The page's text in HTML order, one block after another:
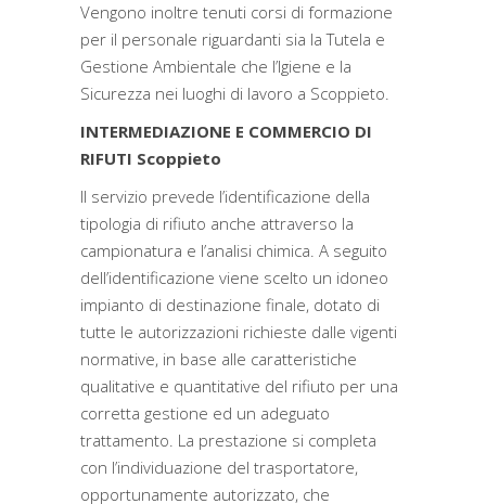
Vengono inoltre tenuti corsi di formazione
per il personale riguardanti sia la Tutela e
Gestione Ambientale che l’Igiene e la
Sicurezza nei luoghi di lavoro a Scoppieto.
INTERMEDIAZIONE E COMMERCIO DI
RIFUTI Scoppieto
Il servizio prevede l’identificazione della
tipologia di rifiuto anche attraverso la
campionatura e l’analisi chimica. A seguito
dell’identificazione viene scelto un idoneo
impianto di destinazione finale, dotato di
tutte le autorizzazioni richieste dalle vigenti
normative, in base alle caratteristiche
qualitative e quantitative del rifiuto per una
corretta gestione ed un adeguato
trattamento. La prestazione si completa
con l’individuazione del trasportatore,
opportunamente autorizzato, che